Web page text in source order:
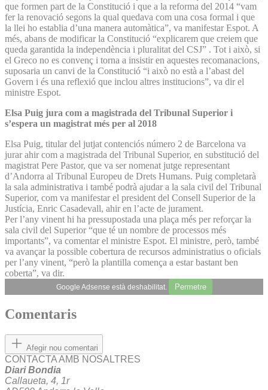
que formen part de la Constitució i que a la reforma del 2014 “vam
fer la renovació segons la qual quedava com una cosa formal i que
la llei ho establia d’una manera automàtica”, va manifestar Espot. A
més, abans de modificar la Constitució “explicarem que creiem que
queda garantida la independència i pluralitat del CSJ” . Tot i això, si
el Greco no es convenç i torna a insistir en aquestes recomanacions,
suposaria un canvi de la Constitució “i això no està a l’abast del
Govern i és una reflexió que inclou altres institucions”, va dir el
ministre Espot.
Elsa Puig jura com a magistrada del Tribunal Superior i
s’espera un magistrat més per al 2018
Elsa Puig, titular del jutjat contenciós número 2 de Barcelona va
jurar ahir com a magistrada del Tribunal Superior, en substitució del
magistrat Pere Pastor, que va ser nomenat jutge representant
d’Andorra al Tribunal Europeu de Drets Humans. Puig completarà
la sala administrativa i també podrà ajudar a la sala civil del Tribunal
Superior, com va manifestar el president del Consell Superior de la
Justícia, Enric Casadevall, ahir en l’acte de jurament.
Per l’any vinent hi ha pressupostada una plaça més per reforçar la
sala civil del Superior “que té un nombre de processos més
importants”, va comentar el ministre Espot. El ministre, però, també
va avançar la possible cobertura de recursos administratius o oficials
per l’any vinent, “però la plantilla comença a estar bastant ben
coberta”, va dir.
Google Adsense està deshabilitat. Permetre
Comentaris
Afegir nou comentari
CONTACTA AMB NOSALTRES
Diari Bondia
Callaueta, 4, 1r